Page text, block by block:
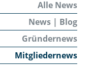
Alle News
News | Blog
Gründernews
Mitgliedernews